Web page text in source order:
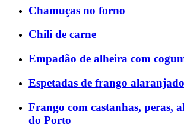
Chamuças no forno
Chili de carne
Empadão de alheira com
Espetadas de frango
Frango com castanhas, peras,
do Porto